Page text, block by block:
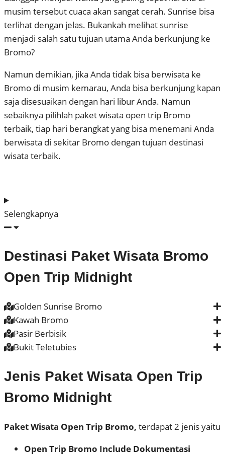
musim tersebut cuaca akan sangat cerah. Sunrise bisa
terlihat dengan jelas. Bukankah melihat sunrise
menjadi salah satu tujuan utama Anda berkunjung ke
Bromo?
Namun demikian, jika Anda tidak bisa berwisata ke
Bromo di musim kemarau, Anda bisa berkunjung kapan
saja disesuaikan dengan hari libur Anda. Namun
sebaiknya pilihlah paket wisata open trip Bromo
terbaik, tiap hari berangkat yang bisa menemani Anda
berwisata di sekitar Bromo dengan tujuan destinasi
wisata terbaik.
Selengkapnya
Destinasi Paket Wisata Bromo
Open Trip Midnight
Golden Sunrise Bromo
Kawah Bromo
Pasir Berbisik
Bukit Teletubies
Jenis Paket Wisata Open Trip
Bromo Midnight
Paket Wisata Open Trip Bromo, terdapat 2 jenis yaitu
Open Trip Bromo Include Dokumentasi